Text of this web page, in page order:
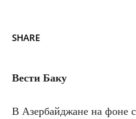
SHARE
Вести Баку
В Азербайджане на фоне